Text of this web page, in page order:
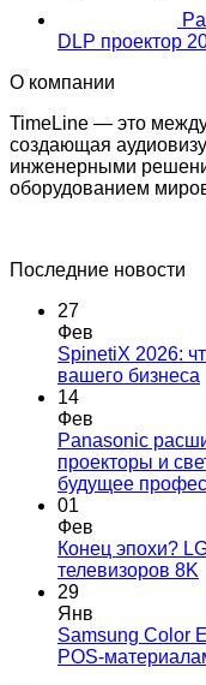
DLP проектор
О компании
TimeLine — это
создающая
инженерными
оборудованием
Последние новости
27
Фев
SpinetiX 2026:
вашего бизнеса
14
Фев
Panasonic
проекторы и
будущее
01
Фев
Конец эпохи?
телевизоров 8K
29
Янв
Samsung Color
POS-